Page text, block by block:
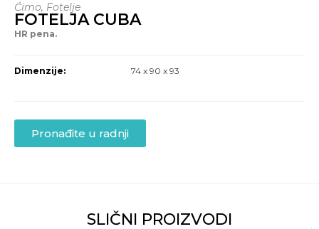
Ćimo, Fotelje
FOTELJA CUBA
HR pena.
Dimenzije: 74 x 90 x 93
Pronađite u radnji
SLIČNI PROIZVODI